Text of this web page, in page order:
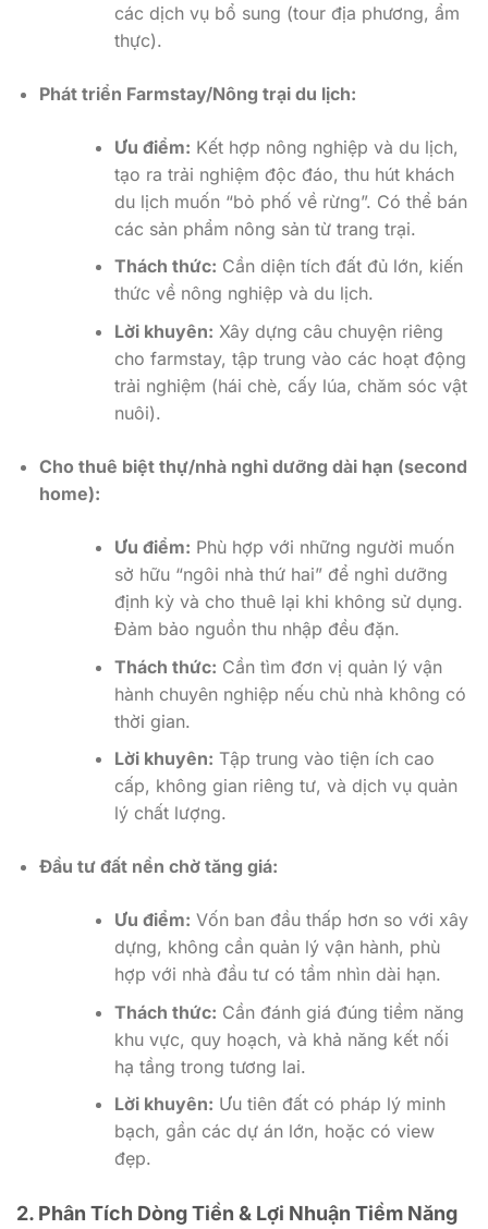
các dịch vụ bổ sung (tour địa phương, ẩm
thực).
Phát triển Farmstay/Nông trại du lịch:
Ưu điểm: Kết hợp nông nghiệp và du lịch,
tạo ra trải nghiệm độc đáo, thu hút khách
du lịch muốn “bỏ phố về rừng”. Có thể bán
các sản phẩm nông sản từ trang trại.
Thách thức: Cần diện tích đất đủ lớn, kiến
thức về nông nghiệp và du lịch.
Lời khuyên: Xây dựng câu chuyện riêng
cho farmstay, tập trung vào các hoạt động
trải nghiệm (hái chè, cấy lúa, chăm sóc vật
nuôi).
Cho thuê biệt thự/nhà nghỉ dưỡng dài hạn (second
home):
Ưu điểm: Phù hợp với những người muốn
sở hữu “ngôi nhà thứ hai” để nghỉ dưỡng
định kỳ và cho thuê lại khi không sử dụng.
Đảm bảo nguồn thu nhập đều đặn.
Thách thức: Cần tìm đơn vị quản lý vận
hành chuyên nghiệp nếu chủ nhà không có
thời gian.
Lời khuyên: Tập trung vào tiện ích cao
cấp, không gian riêng tư, và dịch vụ quản
lý chất lượng.
Đầu tư đất nền chờ tăng giá:
Ưu điểm: Vốn ban đầu thấp hơn so với xây
dựng, không cần quản lý vận hành, phù
hợp với nhà đầu tư có tầm nhìn dài hạn.
Thách thức: Cần đánh giá đúng tiềm năng
khu vực, quy hoạch, và khả năng kết nối
hạ tầng trong tương lai.
Lời khuyên: Ưu tiên đất có pháp lý minh
bạch, gần các dự án lớn, hoặc có view
đẹp.
2. Phân Tích Dòng Tiền & Lợi Nhuận Tiềm Năng